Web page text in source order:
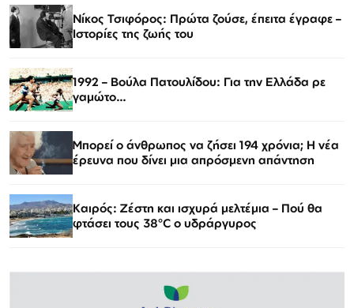
Νίκος Τσιφόρος: Πρώτα ζούσε, έπειτα έγραφε –
Ιστορίες της ζωής του
1992 – Βούλα Πατουλίδου: Για την Ελλάδα ρε
γαμώτο…
Μπορεί ο άνθρωπος να ζήσει 194 χρόνια; Η νέα
έρευνα που δίνει μια απρόσμενη απάντηση
Καιρός: Ζέστη και ισχυρά μελτέμια – Πού θα
φτάσει τους 38°C ο υδράργυρος